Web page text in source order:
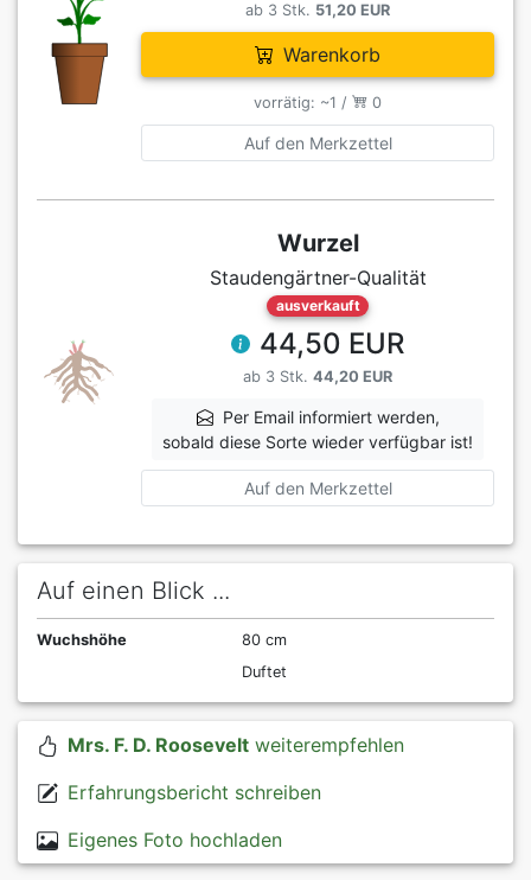
ab 3 Stk. 51,20 EUR
Warenkorb
vorrätig: ~1 / 0
Auf den Merkzettel
Wurzel
Staudengärtner-Qualität
ausverkauft
44,50 EUR
ab 3 Stk. 44,20 EUR
Per Email informiert werden,
sobald diese Sorte wieder verfügbar ist!
Auf den Merkzettel
Auf einen Blick ...
Wuchshöhe
80 cm
Duftet
Mrs. F. D. Rooseveltweiterempfehlen
Erfahrungsbericht schreiben
Eigenes Foto hochladen